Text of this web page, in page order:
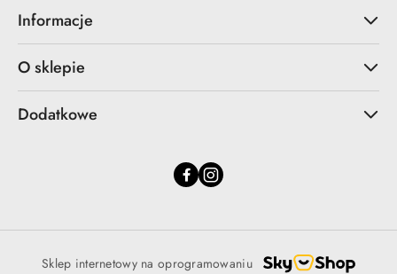
Informacje
O sklepie
Dodatkowe
Sklep internetowy na oprogramowaniu